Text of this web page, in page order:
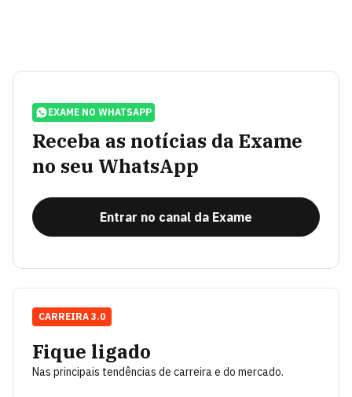
EXAME NO WHATSAPP
Receba as notícias da Exame
no seu WhatsApp
Entrar no canal da Exame
Fique ligado
Nas principais tendências de carreira e do mercado.
CARREIRA 3.0